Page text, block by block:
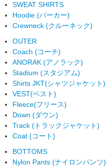
SWEAT SHIRTS
Hoodie (パーカー)
Crewneck (クルーネック)
OUTER
Coach (コーチ)
ANORAK (アノラック)
Stadium (スタジアム)
Shirts JKT(シャツジャケット)
VEST(ベスト)
Fleece(フリース)
Down (ダウン)
Track (トラックジャケット)
Coat (コート)
BOTTOMS
Nylon Pants (ナイロンパンツ)